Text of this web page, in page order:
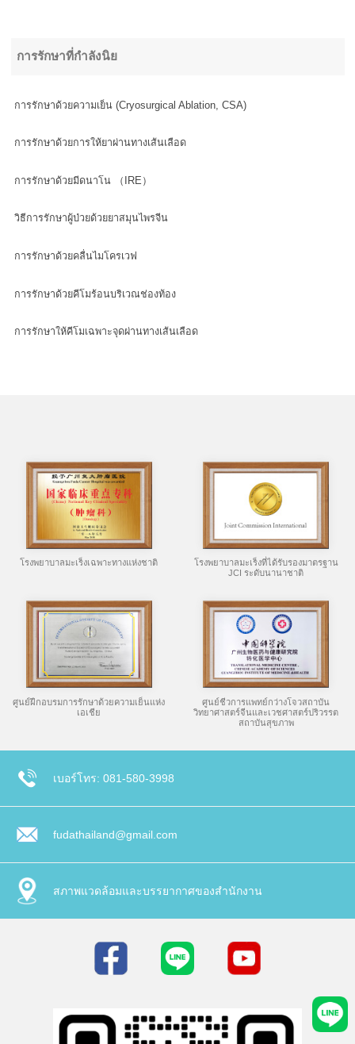
การรักษาที่กำลังนิย
การรักษาด้วยความเย็น (Cryosurgical Ablation, CSA)
การรักษาด้วยการให้ยาผ่านทางเส้นเลือด
การรักษาด้วยมีดนาโน （IRE）
วิธีการรักษาผู้ป่วยด้วยยาสมุนไพรจีน
การรักษาด้วยคลื่นไมโครเวฟ
การรักษาด้วยคีโมร้อนบริเวณช่องท้อง
การรักษาให้คีโมเฉพาะจุดผ่านทางเส้นเลือด
โรงพยาบาลมะเร็งเฉพาะทางแห่งชาติ
โรงพยาบาลมะเร็งที่ได้รับรองมาตรฐาน
JCI ระดับนานาชาติ
ศูนย์ฝึกอบรมการรักษาด้วยความเย็นแห่ง
เอเชีย
ศูนย์ชีวการแพทย์กว่างโจวสถาบัน
วิทยาศาสตร์จีนและเวชศาสตร์ปริวรรต
สถาบันสุขภาพ
เบอร์โทร: 081-580-3998
fudathailand@gmail.com
สภาพแวดล้อมและบรรยากาศของสำนักงาน